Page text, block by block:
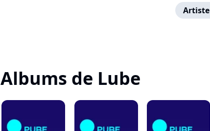
Artiste
Albums de Lube